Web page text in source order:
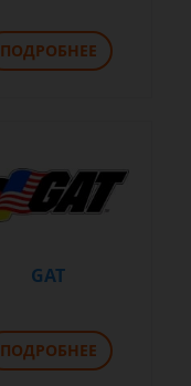
ПОДРОБНЕЕ
GAT
ПОДРОБНЕЕ